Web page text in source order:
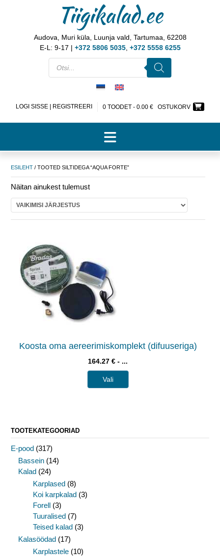
Tiigikalad.ee
Audova, Muri küla, Luunja vald, Tartumaa, 62208
E-L: 9-17 | +372 5806 5035, +372 5558 6255
LOGI SISSE | REGISTREERI 0 TOODET - 0.00 € OSTUKORV
ESILEHT / TOOTED SILTIDEGA “AQUA FORTE”
Näitan ainukest tulemust
Koosta oma aereerimiskomplekt (difuuseriga)
164.27 € - ...
Vali
TOOTEKATEGOORIAD
E-pood (317)
Bassein (14)
Kalad (24)
Karplased (8)
Koi karpkalad (3)
Forell (3)
Tuuralised (7)
Teised kalad (3)
Kalasöödad (17)
Karplastele (10)